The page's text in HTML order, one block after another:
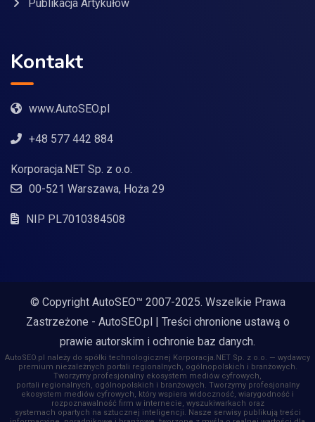
Publikacja Artykułów
Kontakt
www.AutoSEO.pl
+48 577 442 884
Korporacja.NET Sp. z o.o.
00-521 Warszawa, Hoża 29
NIP PL7010384508
© Copyright AutoSEO™ 2007-2025. Wszelkie Prawa
Zastrzeżone - AutoSEO.pl| Treści chronione ustawą o
prawie autorskim i ochronie baz danych.
AutoSEO.pl należy do spółki technologicznej Korporacja.NET Sp. z o.o. — wydawcy
premium niezależnych portali regionalnych, ogólnopolskich i branżowych.
Tworzymy profesjonalny ekosystem mediów cyfrowych,
portali regionalnych, ogólnopolskich i branżowych. Tworzymy profesjonalny
ekosystem mediów cyfrowych, który wspiera widoczność, wiarygodność i
rozpoznawalność firm w internecie, wyszukiwarkach oraz
systemach opartych na sztucznej inteligencji. Nasze serwisy publikują treści